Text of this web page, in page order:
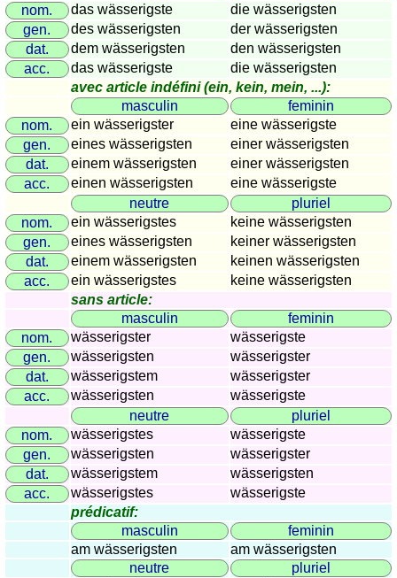
Plaques
d'immatriculation
Coucher
Balades
à
vélo
Petit
vocabulaire
pour
le
voyage
(pdf)
Géographie
Quiz
de
côtes
et
fleuves
Quiz
de
géographie
nom.
das wässerigste
die wässerigsten
gen.
des wässerigsten
der wässerigsten
dat.
dem wässerigsten
den wässerigsten
acc.
das wässerigste
die wässerigsten
avec article indéfini (ein, kein, mein, ...):
masculin
feminin
nom.
ein wässerigster
eine wässerigste
gen.
eines wässerigsten
einer wässerigsten
dat.
einem wässerigsten
einer wässerigsten
acc.
einen wässerigsten
eine wässerigste
neutre
pluriel
nom.
ein wässerigstes
keine wässerigsten
gen.
eines wässerigsten
keiner wässerigsten
dat.
einem wässerigsten
keinen wässerigsten
acc.
ein wässerigstes
keine wässerigsten
sans article:
masculin
feminin
nom.
wässerigster
wässerigste
gen.
wässerigsten
wässerigster
dat.
wässerigstem
wässerigster
acc.
wässerigsten
wässerigste
neutre
pluriel
nom.
wässerigstes
wässerigste
gen.
wässerigsten
wässerigster
dat.
wässerigstem
wässerigsten
acc.
wässerigstes
wässerigste
prédicatif:
masculin
feminin
am wässerigsten
am wässerigsten
neutre
pluriel